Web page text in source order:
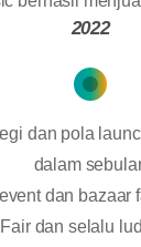
2022
dan pola
dalam
dan
dan selalu